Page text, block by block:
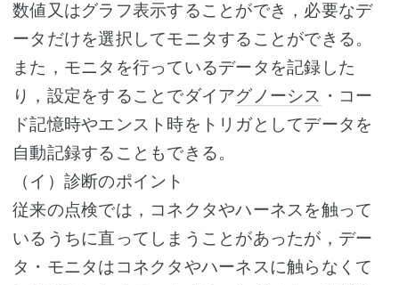
数値又はグラフ表示することができ，必要なデ
ータだけを選択してモニタすることができる。
また，モニタを行っているデータを記録した
り，設定をすることでダイアグノーシス ・コー
ド記憶時やエンスト時をトリガとしてデータを
自動記録することもできる。
（イ）診断のポイント
従来の点検では，コネクタやハーネスを触って
いるうちに直ってしまうことがあったが，デー
タ・モニタはコネクタやハーネスに触らなくて